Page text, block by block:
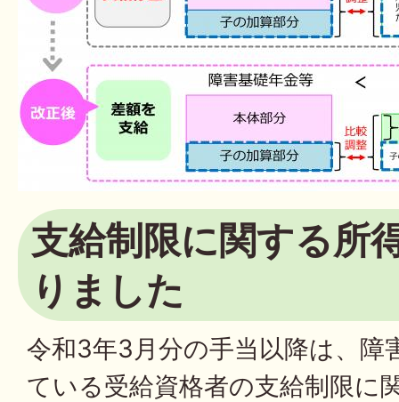
支給制限に関する所
りました
令和3年3月分の手当以降は、障
ている受給資格者の支給制限に